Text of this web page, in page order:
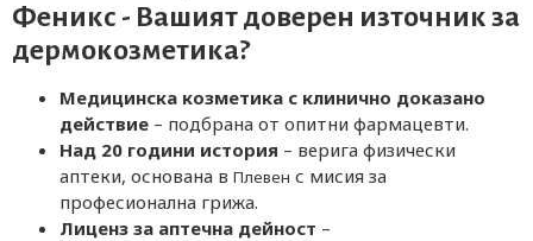
Феникс - Вашият доверен източник за
дермокозметика?
Медицинска козметика с клинично доказано
действие – подбрана от опитни фармацевти.
Над 20 години история – верига физически
аптеки, основана в Плевен с мисия за
професионална грижа.
Лиценз за аптечна дейност –